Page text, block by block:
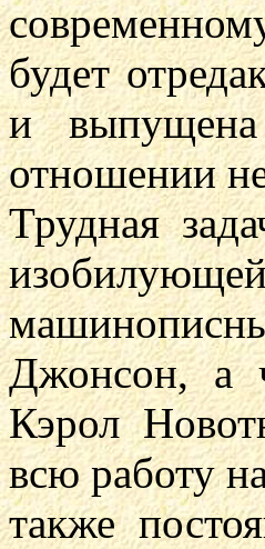
будет
и
отношении
Трудная
Джонсон, а
Кэрол
всю работу
также